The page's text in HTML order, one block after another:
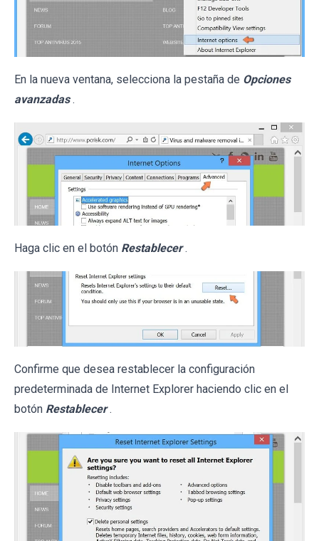
En la nueva ventana, selecciona la pestaña de Opciones
avanzadas .
Haga clic en el botón Restablecer .
Confirme que desea restablecer la configuración
predeterminada de Internet Explorer haciendo clic en el
botón Restablecer .